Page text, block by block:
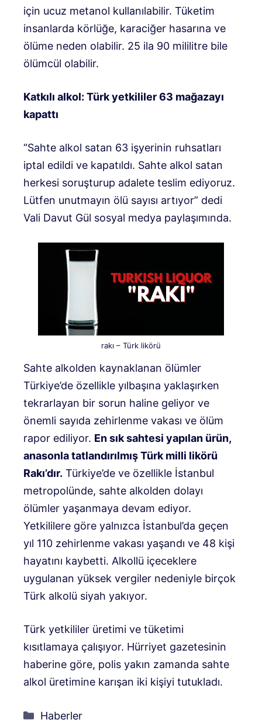
için ucuz metanol kullanılabilir. Tüketim
insanlarda körlüğe, karaciğer hasarına ve
ölüme neden olabilir. 25 ila 90 mililitre bile
ölümcül olabilir.
Katkılı alkol: Türk yetkililer 63 mağazayı
kapattı
“Sahte alkol satan 63 işyerinin ruhsatları
iptal edildi ve kapatıldı. Sahte alkol satan
herkesi soruşturup adalete teslim ediyoruz.
Lütfen unutmayın ölü sayısı artıyor” dedi
Vali Davut Gül sosyal medya paylaşımında.
rakı – Türk likörü
Sahte alkolden kaynaklanan ölümler
Türkiye’de özellikle yılbaşına yaklaşırken
tekrarlayan bir sorun haline geliyor ve
önemli sayıda zehirlenme vakası ve ölüm
rapor ediliyor. En sık sahtesi yapılan ürün,
anasonla tatlandırılmış Türk milli likörü
Rakı’dır. Türkiye’de ve özellikle İstanbul
metropolünde, sahte alkolden dolayı
ölümler yaşanmaya devam ediyor.
Yetkililere göre yalnızca İstanbul’da geçen
yıl 110 zehirlenme vakası yaşandı ve 48 kişi
hayatını kaybetti. Alkollü içeceklere
uygulanan yüksek vergiler nedeniyle birçok
Türk alkolü siyah yakıyor.
Türk yetkililer üretimi ve tüketimi
kısıtlamaya çalışıyor. Hürriyet gazetesinin
haberine göre, polis yakın zamanda sahte
alkol üretimine karışan iki kişiyi tutukladı.
Kategoriler
Haberler